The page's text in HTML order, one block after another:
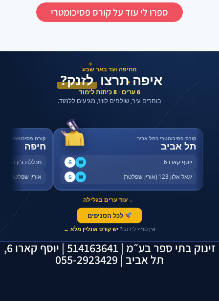
ספרו לי עוד על קורס פסיכומטרי
✦
✦
✦
מחיפה ועד באר שבע
איפה תרצולזנק?
6 ערים · 8 כיתות לימוד
בוחרים עיר, שולחים לוויז, מגיעים ללמוד.
קורס פסיכומטרי בתל אביב
תל אביב
יוסף קארו 6 W
G
יגאל אלון 123 (אורין שפלטר) W
G
קורס פסיכומטרי
חיפה
מכללת ג'ון
אורין שפלטר,
← עוד ערים בגלילה
לכל הסניפים
אין סניף לידכם? יש קורס אונליין מלא ←
זינוק בתי ספר בע״מ | 514163641 | יוסף קארו 6,
תל אביב | 055-2923429